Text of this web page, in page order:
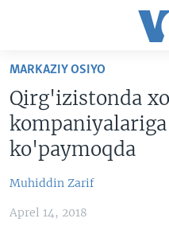
Boshiga
Qidiruvga
o'ting
AMERIKA
MARKAZIY OSIYO
MARKAZIY OSIYO
Qirg'izistonda
ko'paymoqda
Muhiddin Zarif
Aprel 14, 2018